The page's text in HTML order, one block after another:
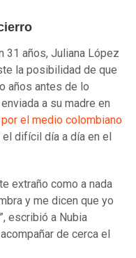
31 años, Juliana López
la posibilidad de que
años antes de lo
a su madre en
el medio colombiano
difícil día a día en el
extraño como a nada
y me dicen que yo
escribió a Nubia
de cerca el